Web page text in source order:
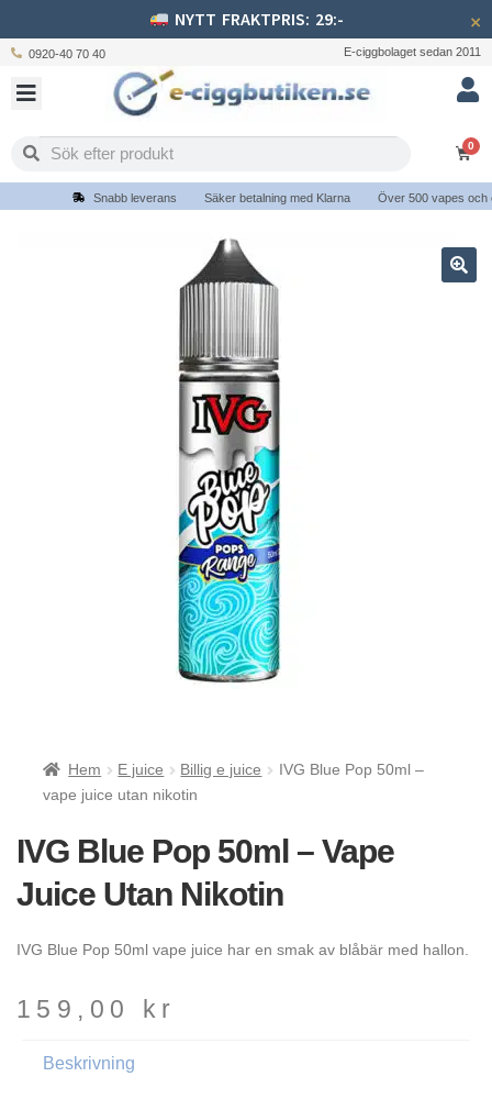
NYTT FRAKTPRIS: 29:- ×
0920-40 70 40 E-ciggbolaget sedan 2011
0
Snabb leverans Säker betalning med Klarna Över 500 vapes och
Hem E juice Billig e juice
IVG Blue Pop 50ml –
vape juice utan nikotin
IVG Blue Pop 50ml – Vape
Juice Utan Nikotin
IVG Blue Pop 50ml vape juice har en smak av blåbär med hallon.
159,00 kr
Beskrivning